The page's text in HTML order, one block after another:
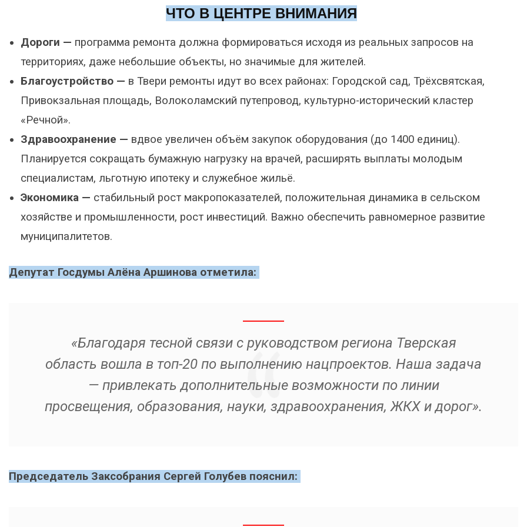
ЧТО В ЦЕНТРЕ ВНИМАНИЯ
Дороги — программа ремонта должна формироваться исходя из реальных запросов на
территориях, даже небольшие объекты, но значимые для жителей.
Благоустройство — в Твери ремонты идут во всех районах: Городской сад, Трёхсвятская,
Привокзальная площадь, Волоколамский путепровод, культурно-исторический кластер
«Речной».
Здравоохранение — вдвое увеличен объём закупок оборудования (до 1400 единиц).
Планируется сокращать бумажную нагрузку на врачей, расширять выплаты молодым
специалистам, льготную ипотеку и служебное жильё.
Экономика — стабильный рост макропоказателей, положительная динамика в сельском
хозяйстве и промышленности, рост инвестиций. Важно обеспечить равномерное развитие
муниципалитетов.
Депутат Госдумы Алёна Аршинова отметила:
«Благодаря тесной связи с руководством региона Тверская
область вошла в топ-20 по выполнению нацпроектов. Наша задача
— привлекать дополнительные возможности по линии
просвещения, образования, науки, здравоохранения, ЖКХ и дорог».
Председатель Заксобрания Сергей Голубев пояснил: